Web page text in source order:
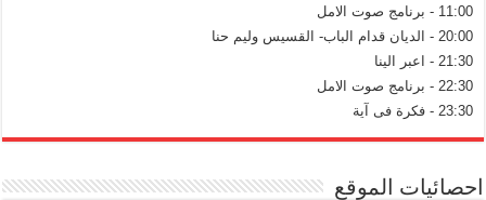
11:00 - برنامج صوت الامل
20:00 - الديان قدام الباب- القسيس وليم حنا
21:30 - اعبر الينا
22:30 - برنامج صوت الامل
23:30 - فكرة فى آية
احصائيات الموقع